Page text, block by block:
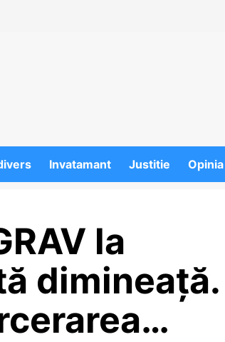
Invatamant Justitie
la
dimineață.